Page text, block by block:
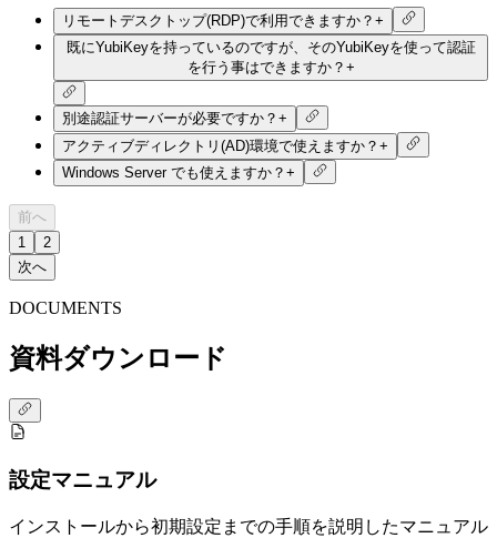
リモートデスクトップ(RDP)で利用できますか？ +
既にYubiKeyを持っているのですが、そのYubiKeyを使って認証
を行う事はできますか？ +
別途認証サーバーが必要ですか？ +
アクティブディレクトリ(AD)環境で使えますか？ +
Windows Server でも使えますか？ +
前へ
1
2
次へ
DOCUMENTS
資料ダウンロード
設定マニュアル
インストールから初期設定までの手順を説明したマニュアル